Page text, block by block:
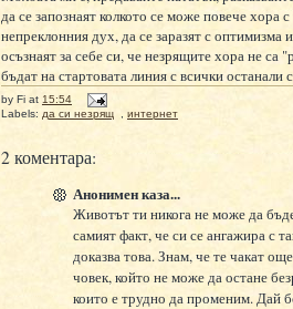
да се запознаят колкото се може повече хора
непреклонния дух, да се заразят с оптимизма
осъзнаят за себе си, че незрящите хора не са
бъдат на стартовата линия с всички останали
by Fi at 15:54
Labels: да си незрящ интернет
2 коментара:
Анонимен каза...
Животът ти никога не може да
самият факт, че си се ангажира с
доказва това. Знам, че те чакат
човек, който не може да остане
които е трудно да променим. Дай